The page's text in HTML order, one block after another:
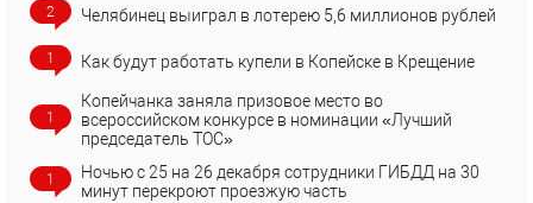
2 Челябинец выиграл в лотерею 5,6 миллионов рублей
1 Как будут работать купели в Копейске в Крещение
1
Копейчанка заняла призовое место во
всероссийском конкурсе в номинации «Лучший
председатель ТОС»
1
Ночью с 25 на 26 декабря сотрудники ГИБДД на 30
минут перекроют проезжую часть